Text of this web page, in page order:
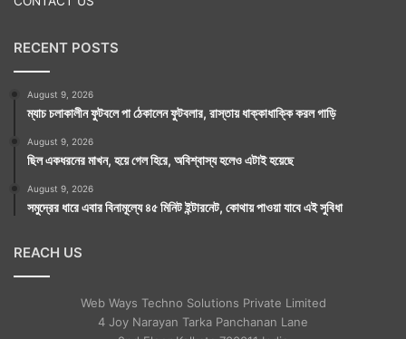
RECENT POSTS
August 9, 2026
ম্যাচ চলাকালীন ফুটবলে পা ঠেকালেন ফুটবলার, রাস্তায় ধাক্কাধাক্কি করল গাড়ি
August 9, 2026
ছিল একধরনের মাখন, হয়ে গেল হিরে, অবিশ্বাস্য হলেও এটাই হয়েছে
August 9, 2026
সমুদ্রের ধারে এবার বিনামূল্যে ৪৫ মিনিট ইন্টারনেট, কোথায় পাওয়া যাবে এই সুবিধা
REACH US
Web Ways Techno Solutions Private Limited
4 Joy Narayan Tarka Panchanan Lane